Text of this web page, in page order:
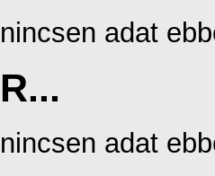
nincsen adat
R...
nincsen adat